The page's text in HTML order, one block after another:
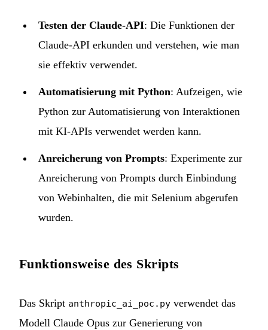
Testen der Claude-API: Die Funktionen der
Claude-API erkunden und verstehen, wie man
sie effektiv verwendet.
Automatisierung mit Python: Aufzeigen, wie
Python zur Automatisierung von Interaktionen
mit KI-APIs verwendet werden kann.
Anreicherung von Prompts: Experimente zur
Anreicherung von Prompts durch Einbindung
von Webinhalten, die mit Selenium abgerufen
wurden.
Funktionsweise des Skripts
Das Skript anthropic_ai_poc.py verwendet das
Modell Claude Opus zur Generierung von